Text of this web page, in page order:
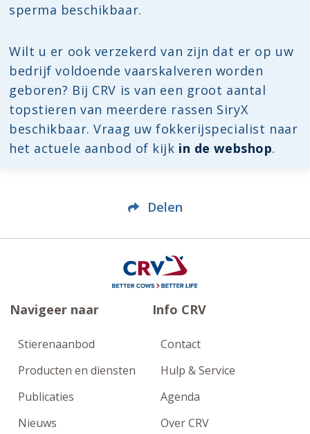
sperma beschikbaar.
Wilt u er ook verzekerd van zijn dat er op uw
bedrijf voldoende vaarskalveren worden
geboren? Bij CRV is van een groot aantal
topstieren van meerdere rassen SiryX
beschikbaar. Vraag uw fokkerijspecialist naar
het actuele aanbod of kijk in de webshop.
Delen
Navigeer naar
Stierenaanbod
Producten en diensten
Publicaties
Nieuws
Info CRV
Contact
Hulp & Service
Agenda
Over CRV